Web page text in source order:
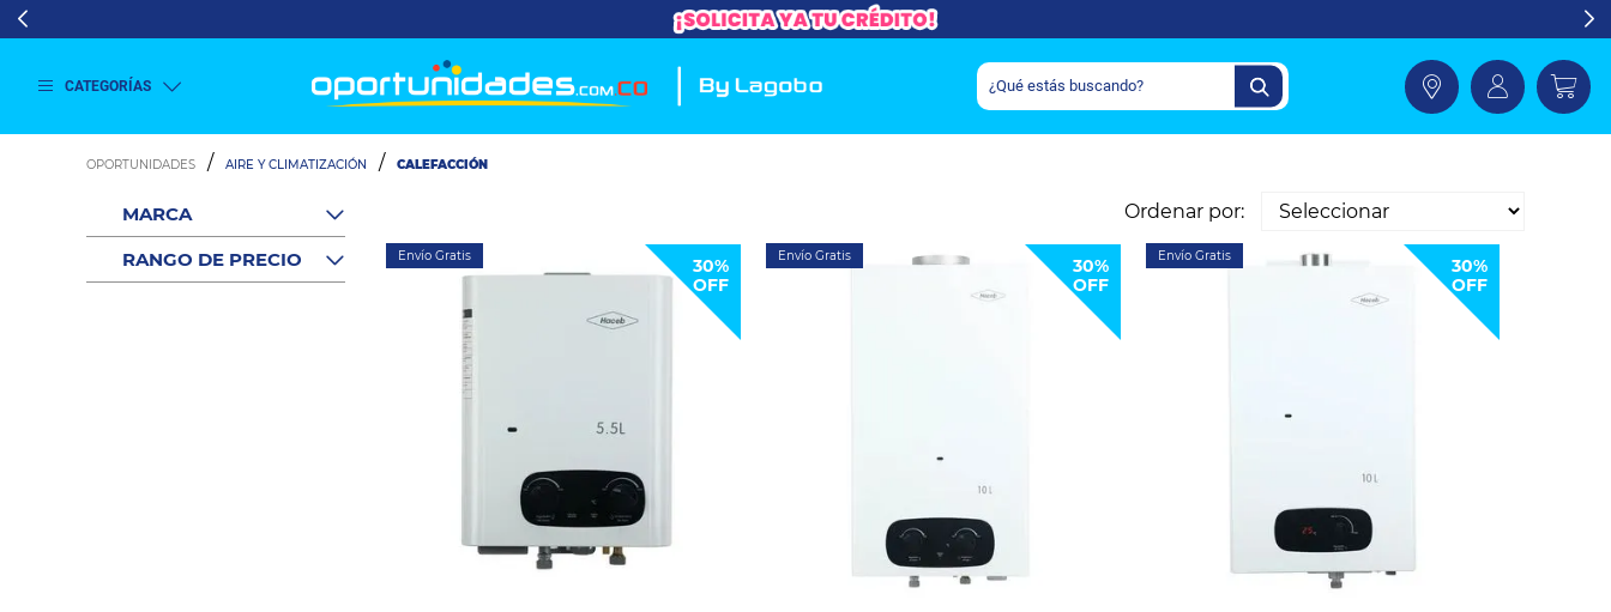
CATEGORÍAS
Secado
Refrigeración
más
AIRE Y CLIMATIZACIÓN CALEFACCIÓN
MARCA
RANGO DE PRECIO
Ordenar por:
Envío Gratis
30%
OFF
Envío Gratis
30%
OFF
Envío Gratis
30%
OFF